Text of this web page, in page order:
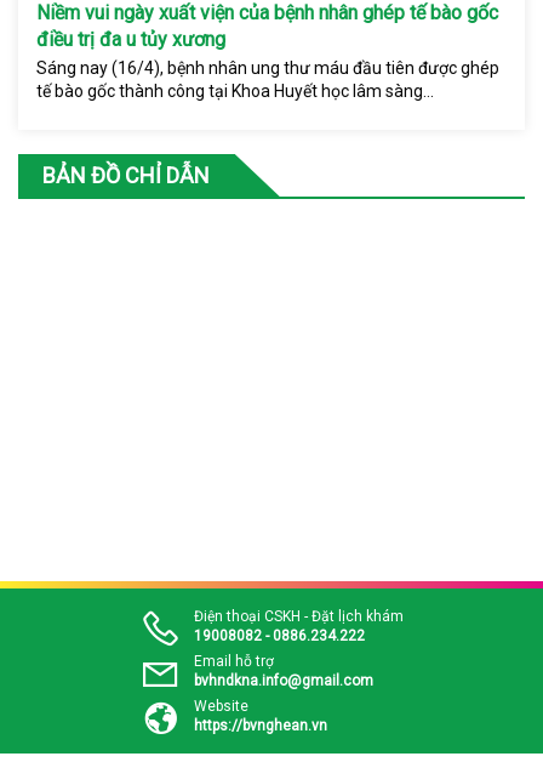
Niềm vui ngày xuất viện của bệnh nhân ghép tế bào gốc
điều trị đa u tủy xương
Sáng nay (16/4), bệnh nhân ung thư máu đầu tiên được ghép
tế bào gốc thành công tại Khoa Huyết học lâm sàng...
BẢN ĐỒ CHỈ DẪN
Điện thoại CSKH - Đặt lịch khám
19008082 - 0886.234.222
Email hỗ trợ
bvhndkna.info@gmail.com
Website
https://bvnghean.vn